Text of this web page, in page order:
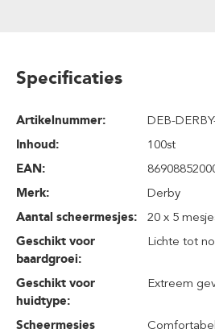
Specificaties
Artikelnummer:
DEB-
Inhoud:
100st
EAN:
Merk:
Derby
Aantal scheermesjes:
20 x 5
Geschikt voor
baardgroei:
Lichte tot
Geschikt voor
huidtype:
Extreem
Scheermesjes Comfortabel